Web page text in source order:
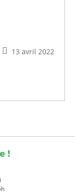
13 avril 2022
!